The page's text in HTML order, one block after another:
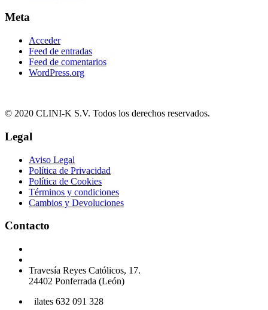
Meta
Acceder
Feed de entradas
Feed de comentarios
WordPress.org
© 2020 CLINI-K S.V. Todos los derechos reservados.
Legal
Aviso Legal
Política de Privacidad
Política de Cookies
Términos y condiciones
Cambios y Devoluciones
Contacto
Travesía Reyes Católicos, 17.
24402 Ponferrada (León)
ilates 632 091 328